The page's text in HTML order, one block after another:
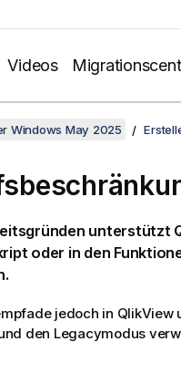
Videos
Windows May 2025
unterstützt
oder in den
jedoch in QlikView
den Legacymodus